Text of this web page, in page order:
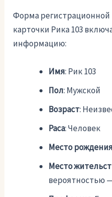
Форма
карточки Рика 103
информацию:
Имя: Рик 103
Пол: Мужской
Возраст:
Раса: Человек
Место
Место
вероятностью